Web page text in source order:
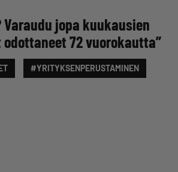
jopa kuukausien
72 vuorokautta”
#YRITYKSENPERUSTAMINEN